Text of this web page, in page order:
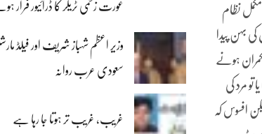
عورت زخمی ٹریلر کا ڈرائیور
وزیر اعظم شہباز شریف اور فیلڈ
سعودی عرب روانہ
غریب، غریب تر ہوتا جا رہا ہے
نظام
بہن پیدا
ہونے
مرد کی
افسوس کہ